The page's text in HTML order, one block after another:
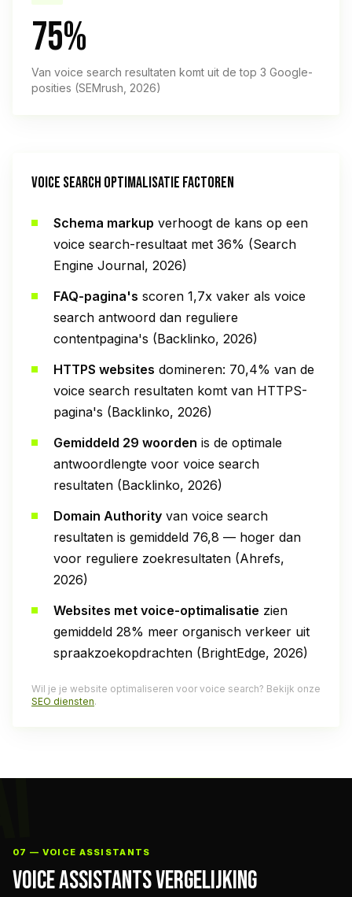
75%
Van voice search resultaten komt uit de top 3 Google-
posities (SEMrush, 2026)
VOICE SEARCH OPTIMALISATIE FACTOREN
Schema markup verhoogt de kans op een
voice search-resultaat met 36% (Search
Engine Journal, 2026)
FAQ-pagina's scoren 1,7x vaker als voice
search antwoord dan reguliere
contentpagina's (Backlinko, 2026)
HTTPS websites domineren: 70,4% van de
voice search resultaten komt van HTTPS-
pagina's (Backlinko, 2026)
Gemiddeld 29 woorden is de optimale
antwoordlengte voor voice search
resultaten (Backlinko, 2026)
Domain Authority van voice search
resultaten is gemiddeld 76,8 — hoger dan
voor reguliere zoekresultaten (Ahrefs,
2026)
Websites met voice-optimalisatie zien
gemiddeld 28% meer organisch verkeer uit
spraakzoekopdrachten (BrightEdge, 2026)
Wil je je website optimaliseren voor voice search? Bekijk onze
SEO diensten.
07 — VOICE ASSISTANTS
VOICE ASSISTANTS VERGELIJKING